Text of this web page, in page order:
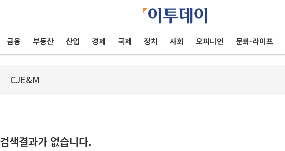
금융 부동산 산업 경제 국제 정치 사회 오피니언 문화·라이프
검색결과가 없습니다.